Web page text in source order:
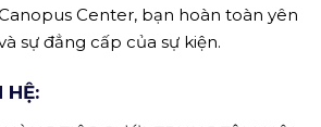
Center, bạn hoàn toàn yên
sự đẳng cấp của sự kiện.
HỆ: